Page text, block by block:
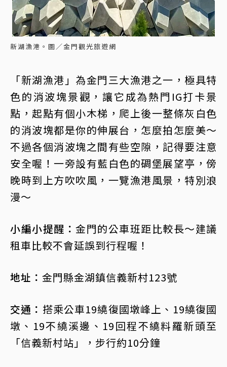
新湖漁港。圖／金門觀光旅遊網
「新湖漁港」為金門三大漁港之一，極具特
色的消波塊景觀，讓它成為熱門IG打卡景
點，起點有個小木梯，爬上後一整條灰白色
的消波塊都是你的伸展台，怎麼拍怎麼美～
不過各個消波塊之間有些空隙，記得要注意
安全喔！一旁設有藍白色的碉堡展望亭，傍
晚時到上方吹吹風，一覽漁港風景，特別浪
漫～
小編小提醒： 金門的公車班距比較長～建議
租車比較不會延誤到行程喔！
地址： 金門縣金湖鎮信義新村123號
交通： 搭乘公車19繞復國墩峰上、19繞復國
墩、19不繞溪邊、19回程不繞料羅新頭至
「信義新村站」，步行約10分鐘